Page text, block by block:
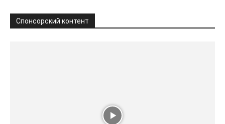
Спонсорский контент